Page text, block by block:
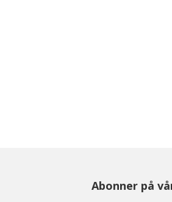
Abonner på